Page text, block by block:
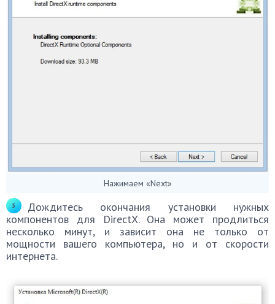
Нажимаем «Next»
Дождитесь окончания установки нужных
компонентов для DirectX. Она может продлиться
несколько минут, и зависит она не только от
мощности вашего компьютера, но и от скорости
интернета.